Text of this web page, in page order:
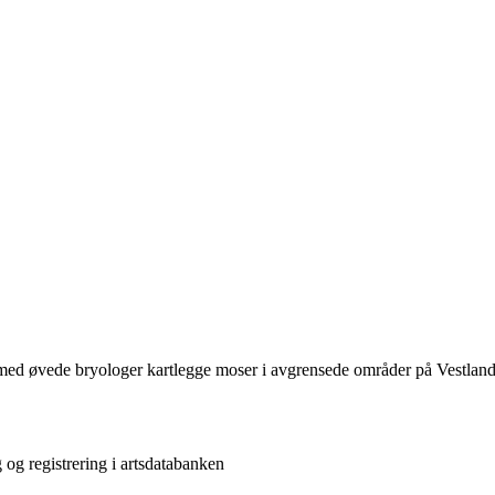
øvede bryologer kartlegge moser i avgrensede områder på
registrering i artsdatabanken